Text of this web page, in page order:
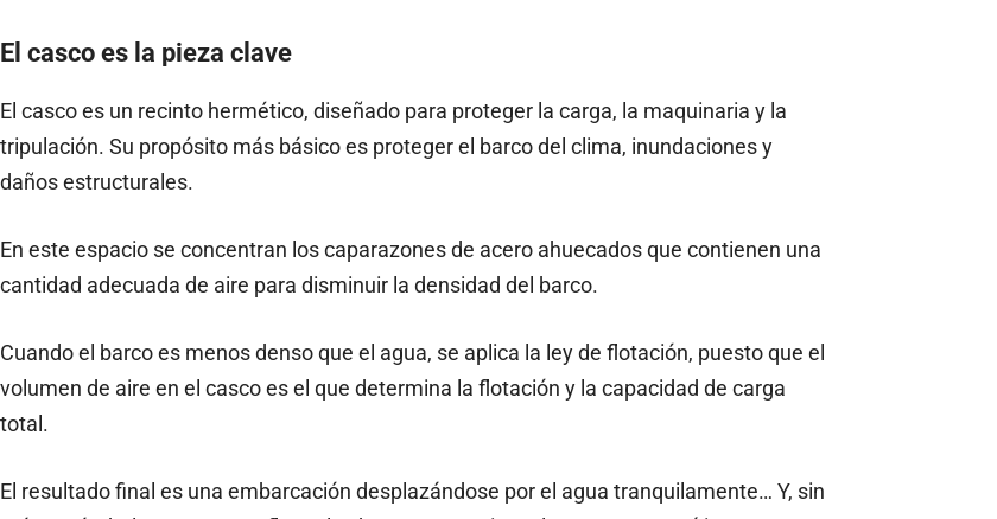
El casco es la pieza clave
El casco es un recinto hermético, diseñado para proteger la carga, la maquinaria y la
tripulación. Su propósito más básico es proteger el barco del clima, inundaciones y
daños estructurales.
En este espacio se concentran los caparazones de acero ahuecados que contienen una
cantidad adecuada de aire para disminuir la densidad del barco.
Cuando el barco es menos denso que el agua, se aplica la ley de flotación, puesto que el
volumen de aire en el casco es el que determina la flotación y la capacidad de carga
total.
El resultado final es una embarcación desplazándose por el agua tranquilamente… Y, sin